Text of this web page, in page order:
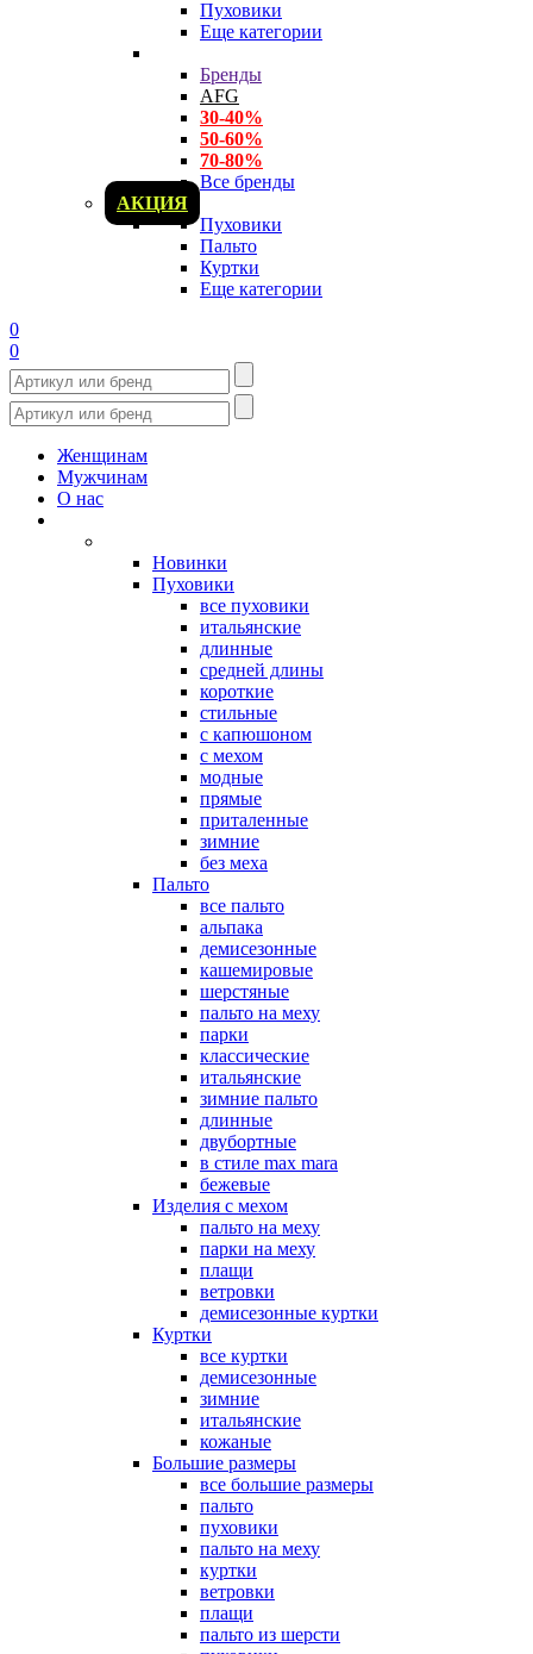
Пуховики
Еще категории
Бренды
AFG
30-40%
50-60%
70-80%
Все бренды
АКЦИЯ
Пуховики
Пальто
Куртки
Еще категории
0
0
Женщинам
Мужчинам
О нас
Новинки
Пуховики
все пуховики
итальянские
длинные
средней длины
короткие
стильные
с капюшоном
с мехом
модные
прямые
приталенные
зимние
без меха
Пальто
все пальто
альпака
демисезонные
кашемировые
шерстяные
пальто на меху
парки
классические
итальянские
зимние пальто
длинные
двубортные
в стиле max mara
бежевые
Изделия с мехом
пальто на меху
парки на меху
плащи
ветровки
демисезонные куртки
Куртки
все куртки
демисезонные
зимние
итальянские
кожаные
Большие размеры
все большие размеры
пальто
пуховики
пальто на меху
куртки
ветровки
плащи
пальто из шерсти